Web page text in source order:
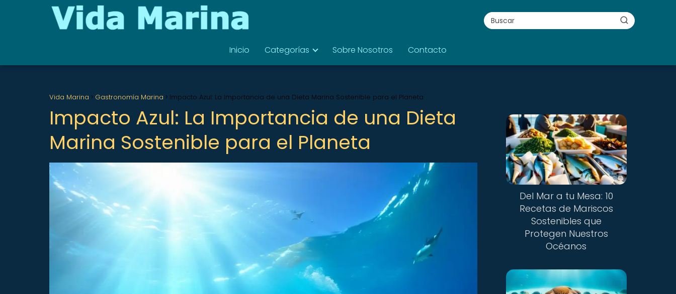
Inicio Categorías Sobre Nosotros Contacto
Vida Marina Gastronomía Marina Impacto Azul: La Importancia de una Dieta Marina Sostenible para el Planeta
Impacto Azul: La Importancia de una Dieta
Marina Sostenible para el Planeta
Del Mar a tu Mesa: 10
Recetas de Mariscos
Sostenibles que
Protegen Nuestros
Océanos